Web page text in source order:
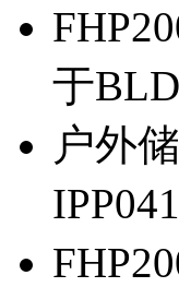
于
户外